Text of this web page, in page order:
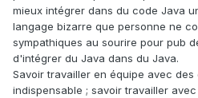
mieux intégrer dans du code Java
langage bizarre que personne ne
sympathiques au sourire pour pub
d'intégrer du Java dans du Java.
Savoir travailler en équipe avec
indispensable ; savoir travailler